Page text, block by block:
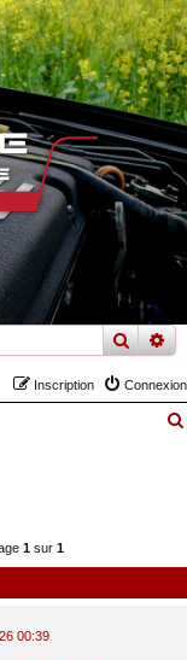
Connexion
Inscription
1 sur 1
00:39